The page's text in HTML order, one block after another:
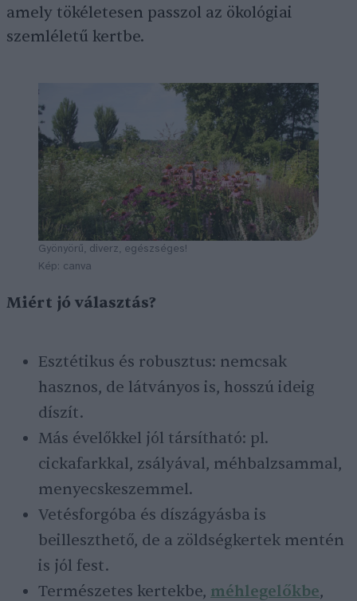
amely tökéletesen passzol az ökológiai
szemléletű kertbe.
Gyönyörű, diverz, egészséges!
Kép: canva
Miért jó választás?
Esztétikus és robusztus: nemcsak
hasznos, de látványos is, hosszú ideig
díszít.
Más évelőkkel jól társítható: pl.
cickafarkkal, zsályával, méhbalzsammal,
menyecskeszemmel.
Vetésforgóba és díszágyásba is
beilleszthető, de a zöldségkertek mentén
is jól fest.
Természetes kertekbe, méhlegelőkbe,